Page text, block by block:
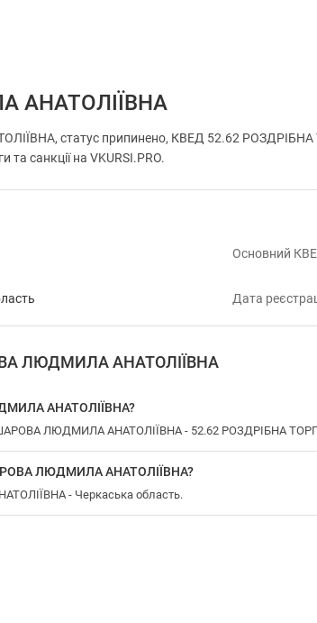
статус припинено, КВЕД 52.62
та санкції на VKURSI.PRO.
Основний
Дата
ЛЮДМИЛА АНАТОЛІЇВНА
АНАТОЛІЇВНА?
ШАРОВА ЛЮДМИЛА АНАТОЛІЇВНА - 52.62 РОЗДРІБНА
ЛЮДМИЛА АНАТОЛІЇВНА?
- Черкаська область.